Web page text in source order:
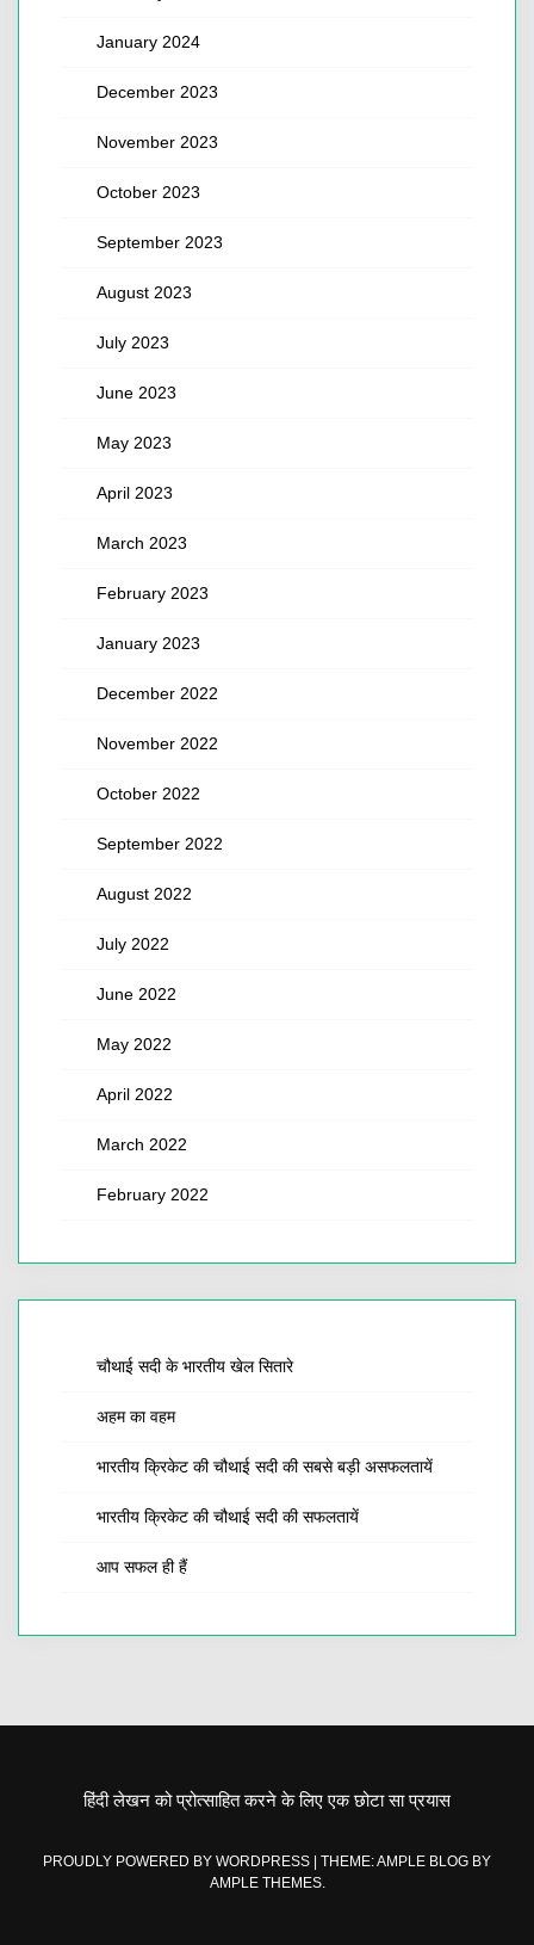
January 2024
December 2023
November 2023
October 2023
September 2023
August 2023
July 2023
June 2023
May 2023
April 2023
March 2023
February 2023
January 2023
December 2022
November 2022
October 2022
September 2022
August 2022
July 2022
June 2022
May 2022
April 2022
March 2022
February 2022
चौथाई सदी के भारतीय खेल सितारे
अहम का वहम
भारतीय क्रिकेट की चौथाई सदी की सबसे बड़ी असफलतायें
भारतीय क्रिकेट की चौथाई सदी की सफलतायें
आप सफल ही हैं
हिंदी लेखन को प्रोत्साहित करने के लिए एक छोटा सा प्रयास
PROUDLY POWERED BY WORDPRESS
THEME: AMPLE BLOG BY
AMPLE THEMES.